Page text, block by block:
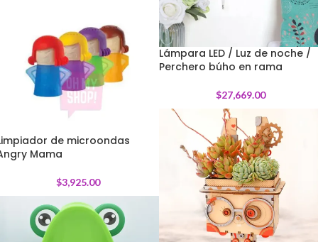
Lámpara LED / Luz de noche /
Perchero búho en rama
$27,669.00
de microondas
Mama
$3,925.00